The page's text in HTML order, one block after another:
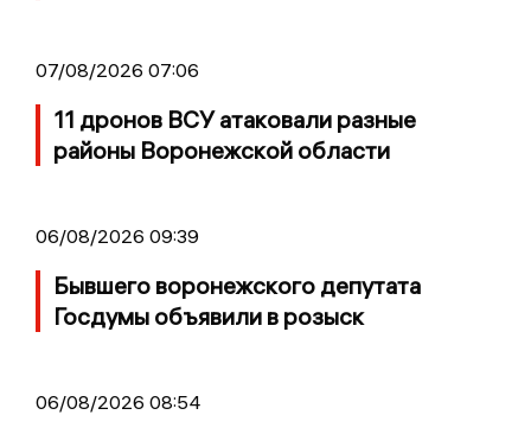
07/08/2026 07:06
11 дронов ВСУ атаковали разные
районы Воронежской области
06/08/2026 09:39
Бывшего воронежского депутата
Госдумы объявили в розыск
06/08/2026 08:54